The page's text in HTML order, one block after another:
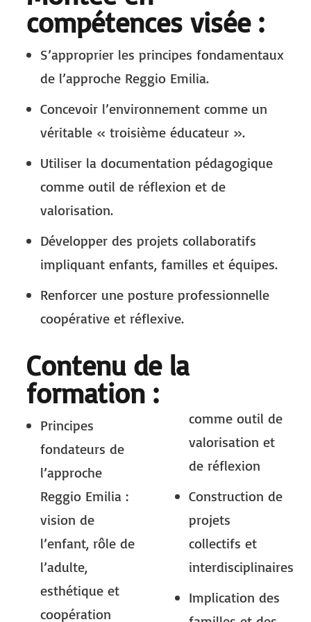
compétences visée :
S’approprier les principes fondamentaux
de l’approche Reggio Emilia.
Concevoir l’environnement comme un
véritable « troisième éducateur ».
Utiliser la documentation pédagogique
comme outil de réflexion et de
valorisation.
Développer des projets collaboratifs
impliquant enfants, familles et équipes.
Renforcer une posture professionnelle
coopérative et réflexive.
Contenu de la
formation :
Principes
fondateurs de
l’approche
Reggio Emilia :
vision de
l’enfant, rôle de
l’adulte,
esthétique et
coopération
comme outil de
valorisation et
de réflexion
Construction de
projets
collectifs et
interdisciplinaires
Implication des